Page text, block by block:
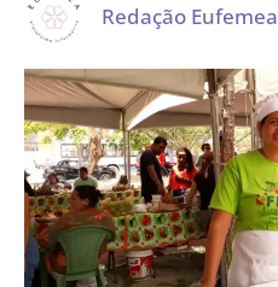
Redação Eufemea